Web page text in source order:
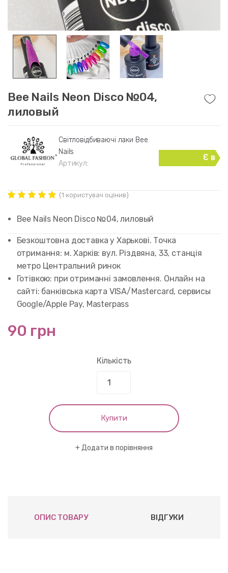
Bee Nails Neon Disco №04,
лиловый
Свiтловiдбиваючi лаки Bee
Nails
Артикул:
Є в
5.00 out of
5 based on
rating
(1 користувач оцінив)
Bee Nails Neon Disco №04, лиловый
Безкоштовна доставка у Харькові. Точка
отримання: м. Харків: вул. Різдвяна, 33, станція
метро Центральний ринок
Готівкою: при отриманні замовлення. Онлайн на
сайті: банківська карта VISA/Mastercard, сервисы
Google/Apple Pay, Masterpass
90 грн
Кількість
Купити
Додати в порівняння
ОПИС ТОВАРУ ВІДГУКИ